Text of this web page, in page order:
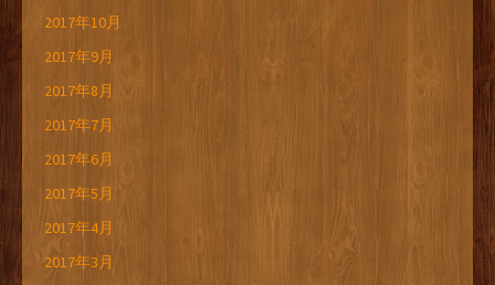
2017年10月
2017年9月
2017年8月
2017年7月
2017年6月
2017年5月
2017年4月
2017年3月